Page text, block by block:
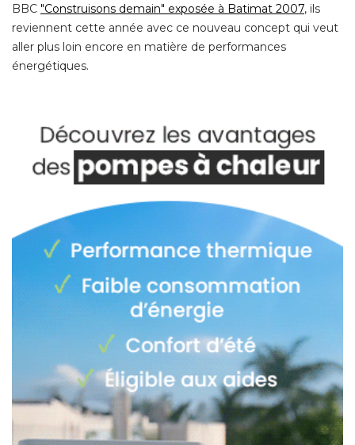
BBC "Construisons demain" exposée à Batimat 2007, ils
reviennent cette année avec ce nouveau concept qui veut
aller plus loin encore en matière de performances
énergétiques.